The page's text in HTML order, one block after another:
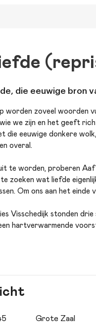
die eeuwige bron
worden zoveel woorden
we zijn en het geeft
die eeuwige donkere
overal.
te worden, proberen
zoeken wat liefde
Om ons aan het
Visschedijk stonden drie
een hartverwarmende
Grote Zaal